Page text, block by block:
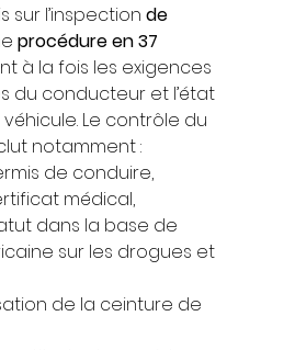
sur l’inspection de
procédure en 37
à la fois les exigences
du conducteur et l’état
Le contrôle du
notamment :
permis de conduire,
médical,
sur les drogues et